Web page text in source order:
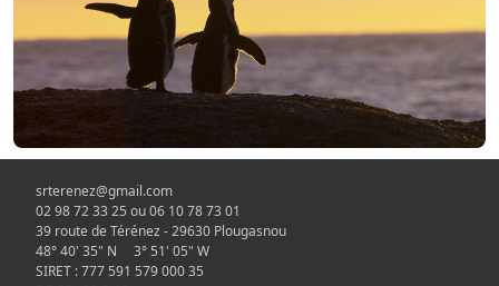
srterenez@gmail.com
02 98 72 33 25 ou 06 10 78 73 01
39 route de Térénez - 29630 Plougasnou
48° 40' 35" N 3° 51' 05" W
SIRET : 777 591 579 000 35